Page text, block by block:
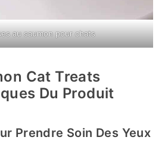
au saumon pour chats
Cat Treats
Du Produit
Prendre Soin Des Yeux